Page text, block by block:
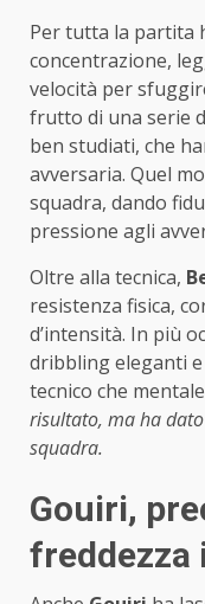
Per tutta la partita
concentrazione,
velocità per
frutto di una serie
ben studiati, che
avversaria. Quel
squadra, dando
pressione agli
Oltre alla tecnica,
resistenza fisica,
d’intensità. In più
dribbling eleganti
tecnico che
risultato, ma ha
squadra.
Gouiri,
freddezza